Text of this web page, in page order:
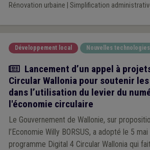
Rénovation urbaine Simplification
Développement local Nouvelles technologies
Actualité
Lancement d’un appel à
Circular Wallonia pour soutenir
dans l’utilisation du levier du
l'économie circulaire
Le Gouvernement de Wallonie, sur
l’Economie Willy BORSUS, a adopté le 5
programme Digital 4 Circular Wallonia qui